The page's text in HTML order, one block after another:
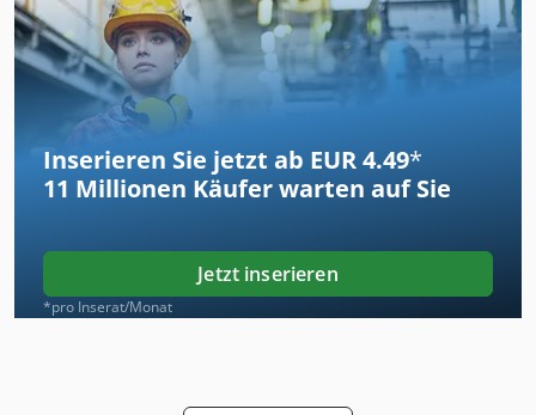
Inserieren Sie jetzt ab EUR 4.49*
11 Millionen Käufer warten auf Sie
Jetzt inserieren
*pro Inserat/Monat